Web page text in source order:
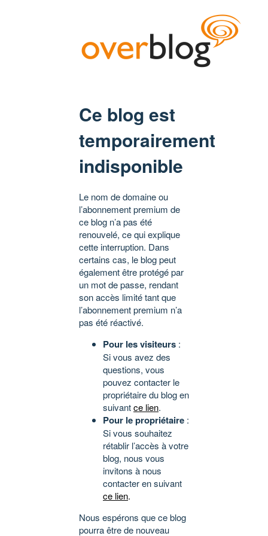
Ce blog est
temporairement
indisponible
Le nom de domaine ou
l’abonnement premium de
ce blog n’a pas été
renouvelé, ce qui explique
cette interruption. Dans
certains cas, le blog peut
également être protégé par
un mot de passe, rendant
son accès limité tant que
l’abonnement premium n’a
pas été réactivé.
Pour les visiteurs :
Si vous avez des
questions, vous
pouvez contacter le
propriétaire du blog en
suivantce lien.
Pour le propriétaire :
Si vous souhaitez
rétablir l’accès à votre
blog, nous vous
invitons à nous
contacter en suivant
ce lien.
Nous espérons que ce blog
pourra être de nouveau